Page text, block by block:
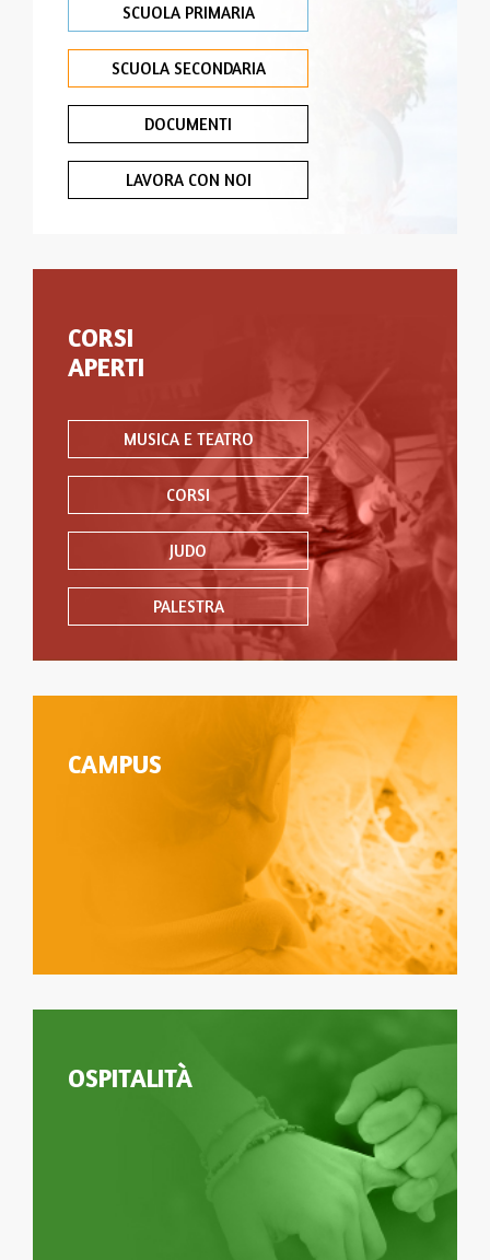
SCUOLA PRIMARIA
SCUOLA SECONDARIA
DOCUMENTI
LAVORA CON NOI
CORSI
APERTI
MUSICA E TEATRO
CORSI
JUDO
PALESTRA
CAMPUS
OSPITALITÀ